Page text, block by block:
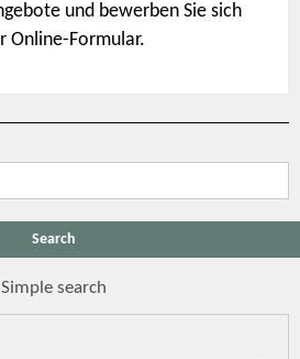
und bewerben Sie sich
Online-Formular.
Search
Simple search